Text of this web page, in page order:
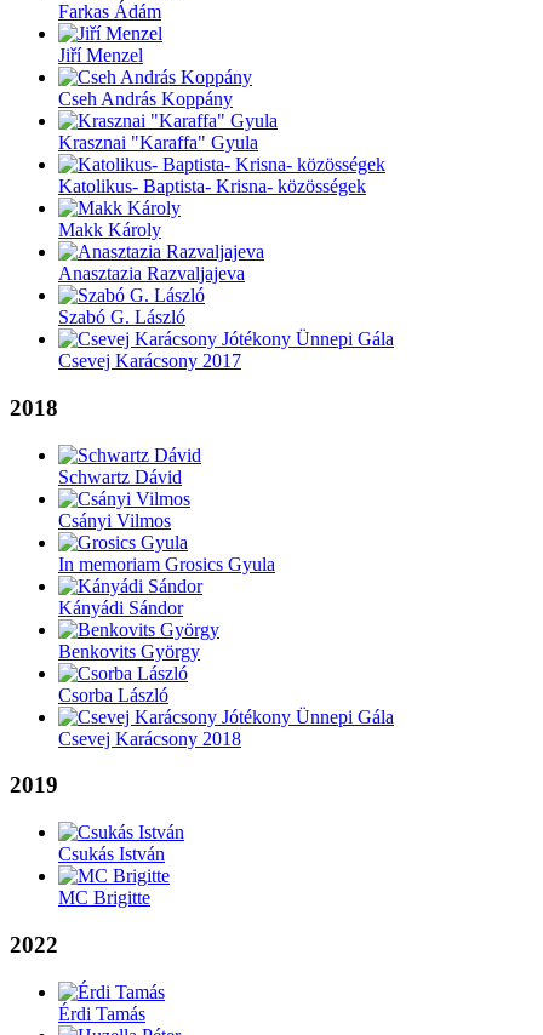
Farkas Ádám
Jiří Menzel
Cseh András Koppány
Krasznai "Karaffa" Gyula
Katolikus- Baptista- Krisna- közösségek
Makk Károly
Anasztazia Razvaljajeva
Szabó G. László
Csevej Karácsony 2017
2018
Schwartz Dávid
Csányi Vilmos
In memoriam Grosics Gyula
Kányádi Sándor
Benkovits György
Csorba László
Csevej Karácsony 2018
2019
Csukás István
MC Brigitte
2022
Érdi Tamás